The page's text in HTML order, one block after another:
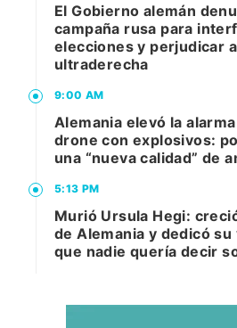
El Gobierno alemán
campaña rusa para
elecciones y perjudicar
ultraderecha
9:00 AM
Alemania elevó la
drone con explosivos:
una “nueva calidad” de
5:13 PM
Murió Ursula Hegi:
de Alemania y dedicó
que nadie quería decir